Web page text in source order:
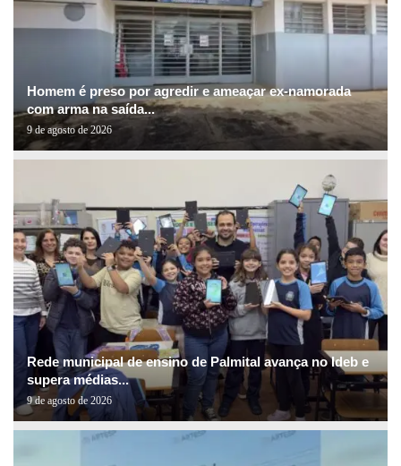
Homem é preso por agredir e ameaçar ex-namorada
com arma na saída...
9 de agosto de 2026
Rede municipal de ensino de Palmital avança no Ideb e
supera médias...
9 de agosto de 2026